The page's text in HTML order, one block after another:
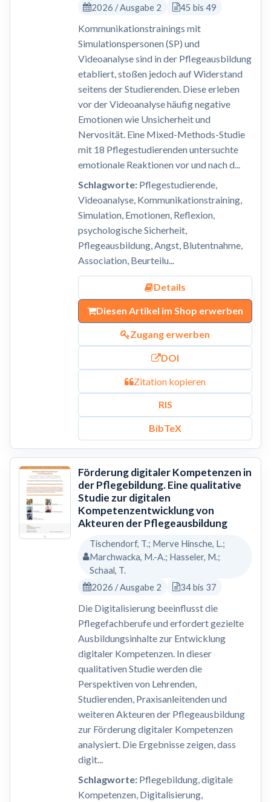
2026 / Ausgabe 2 45 bis 49
Kommunikationstrainings mit
Simulationspersonen (SP) und
Videoanalyse sind in der Pflegeausbildung
etabliert, stoßen jedoch auf Widerstand
seitens der Studierenden. Diese erleben
vor der Videoanalyse häufig negative
Emotionen wie Unsicherheit und
Nervosität. Eine Mixed-Methods-Studie
mit 18 Pflegestudierenden untersuchte
emotionale Reaktionen vor und nach d...
Schlagworte:Pflegestudierende,
Videoanalyse, Kommunikationstraining,
Simulation, Emotionen, Reflexion,
psychologische Sicherheit,
Pflegeausbildung, Angst, Blutentnahme,
Association, Beurteilu...
Details
Diesen Artikel im Shop erwerben
Zugang erwerben
DOI
Zitation kopieren
RIS
BibTeX
Förderung digitaler Kompetenzen in
der Pflegebildung. Eine qualitative
Studie zur digitalen
Kompetenzentwicklung von
Akteuren der Pflegeausbildung
Tischendorf, T.; Merve Hinsche, L.;
Marchwacka, M.-A.; Hasseler, M.;
Schaal, T.
2026 / Ausgabe 2
34 bis 37
Die Digitalisierung beeinflusst die
Pflegefachberufe und erfordert gezielte
Ausbildungsinhalte zur Entwicklung
digitaler Kompetenzen. In dieser
qualitativen Studie werden die
Perspektiven von Lehrenden,
Studierenden, Praxisanleitenden und
weiteren Akteuren der Pflegeausbildung
zur Förderung digitaler Kompetenzen
analysiert. Die Ergebnisse zeigen, dass
digit...
Schlagworte:Pflegebildung, digitale
Kompetenzen, Digitalisierung,